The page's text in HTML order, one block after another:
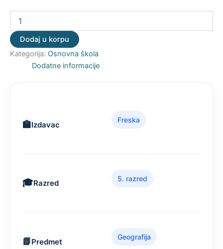
Dodaj u korpu
Kategorija: Osnovna škola
Dodatne informacije
Izdavac
Freska
Razred
5. razred
Predmet
Geografija